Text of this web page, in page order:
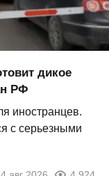
дикое
РФ
иностранцев.
с серьезными